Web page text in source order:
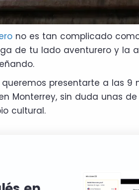
no es tan complicado
de tu lado aventurero y la
presentarte a las 9
Monterrey, sin duda unas
cultural.